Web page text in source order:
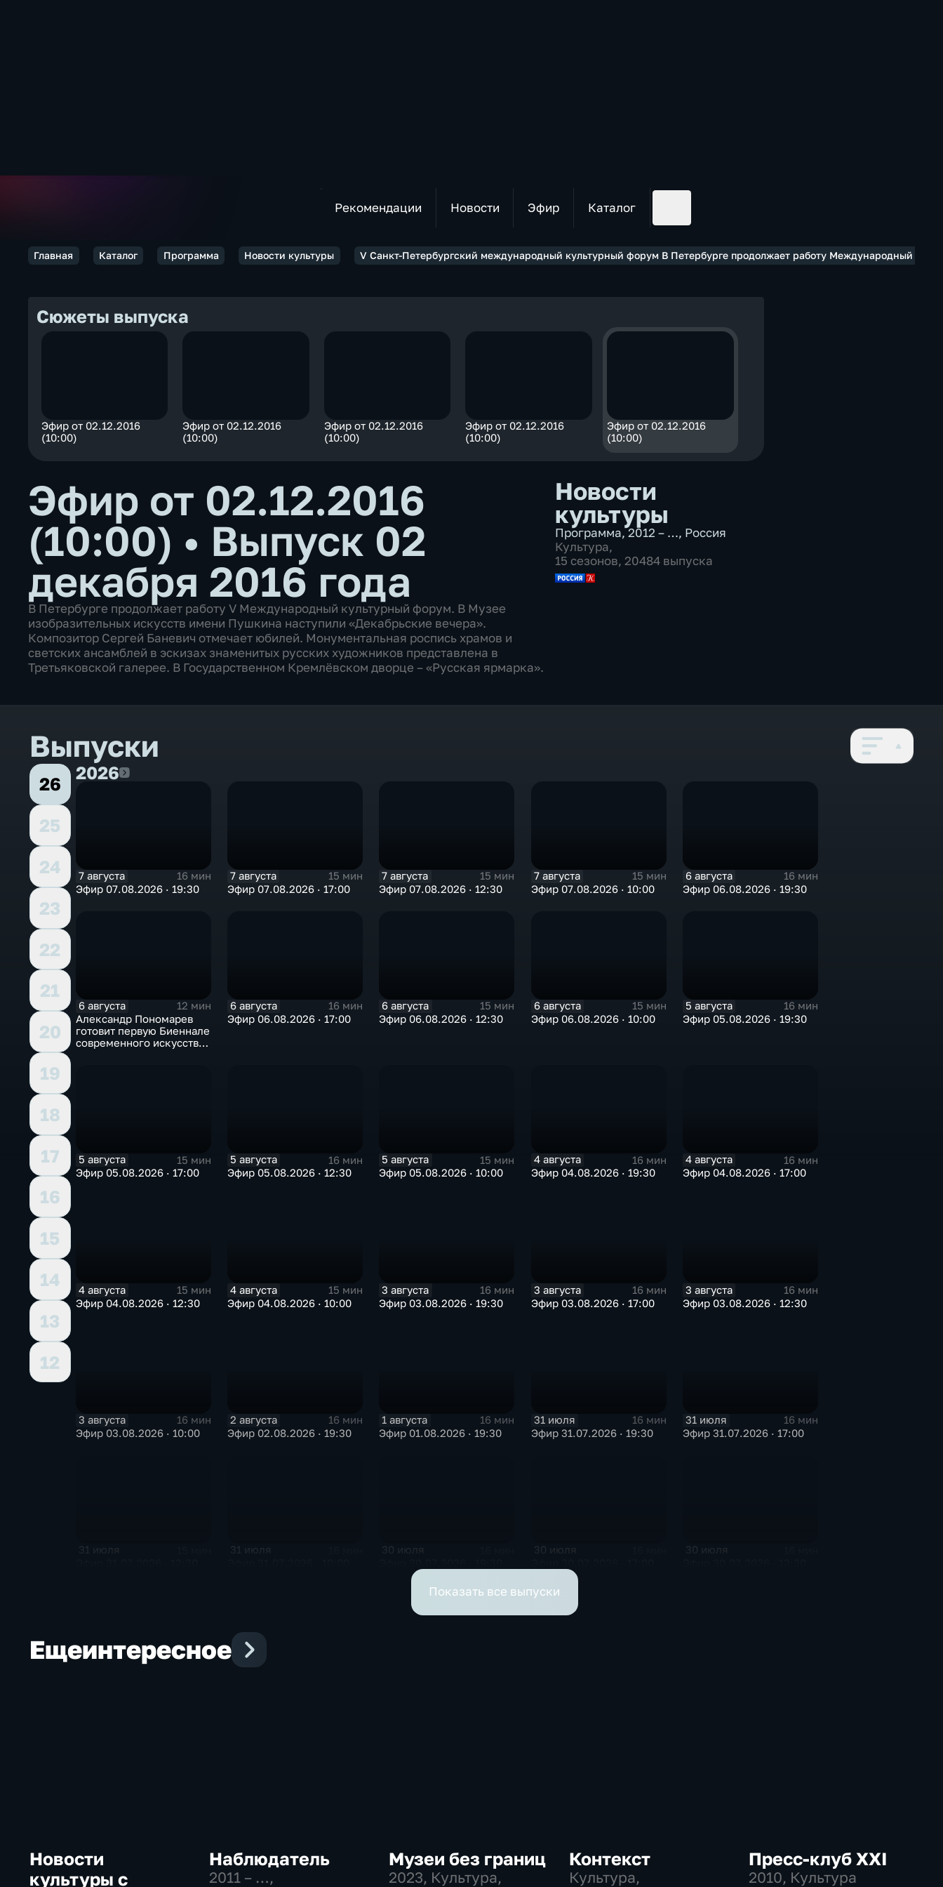
Рекомендации Новости Эфир Каталог
Главная Каталог Программа Новости культуры V Санкт-Петербургский международный культурный форум В Петербурге продолжает работу Международный
Сюжеты выпуска
Эфир от 02.12.2016
(10:00)
Эфир от 02.12.2016
(10:00)
Эфир от 02.12.2016
(10:00)
Эфир от 02.12.2016
(10:00)
Эфир от 02.12.2016
(10:00)
Эфир от 02.12.2016
(10:00) • Выпуск 02
декабря 2016 года
В Петербурге продолжает работу V Международный культурный форум. В Музее
изобразительных искусств имени Пушкина наступили «Декабрьские вечера».
Композитор Сергей Баневич отмечает юбилей. Монументальная роспись храмов и
светских ансамблей в эскизах знаменитых русских художников представлена в
Третьяковской галерее. В Государственном Кремлёвском дворце – «Русская ярмарка».
Новости
культуры
Программа,2012 – …, Россия
Культура,
15 сезонов, 20484 выпуска
Выпуски
26
25
24
23
22
21
20
19
18
17
16
15
14
13
12
20262026
7 августа
16 мин
Эфир 07.08.2026 · 19:30
7 августа
15 мин
Эфир 07.08.2026 · 17:00
7 августа
15 мин
Эфир 07.08.2026 · 12:30
7 августа
15 мин
Эфир 07.08.2026 · 10:00
6 августа
16 мин
Эфир 06.08.2026 · 19:30
6 августа
12 мин
Александр Пономарев
готовит первую Биеннале
современного искусства
6 августа
16 мин
Эфир 06.08.2026 · 17:00
6 августа
15 мин
Эфир 06.08.2026 · 12:30
6 августа
15 мин
Эфир 06.08.2026 · 10:00
5 августа
16 мин
Эфир 05.08.2026 · 19:30
5 августа
15 мин
Эфир 05.08.2026 · 17:00
5 августа
16 мин
Эфир 05.08.2026 · 12:30
5 августа
15 мин
Эфир 05.08.2026 · 10:00
4 августа
16 мин
Эфир 04.08.2026 · 19:30
4 августа
16 мин
Эфир 04.08.2026 · 17:00
4 августа
15 мин
Эфир 04.08.2026 · 12:30
4 августа
15 мин
Эфир 04.08.2026 · 10:00
3 августа
16 мин
Эфир 03.08.2026 · 19:30
3 августа
16 мин
Эфир 03.08.2026 · 17:00
3 августа
16 мин
Эфир 03.08.2026 · 12:30
3 августа
16 мин
Эфир 03.08.2026 · 10:00
2 августа
16 мин
Эфир 02.08.2026 · 19:30
1 августа
16 мин
Эфир 01.08.2026 · 19:30
31 июля
16 мин
Эфир 31.07.2026 · 19:30
31 июля
16 мин
Эфир 31.07.2026 · 17:00
31 июля 31 июля 30 июля 30 июля 30 июля
Показать все выпуски
Ещеинтересное
Новости
культуры с
Наблюдатель
2011 – …,
Музеи без границ
2023, Культура,
Контекст
Культура,
Пресс-клуб ХХI
2010, Культура